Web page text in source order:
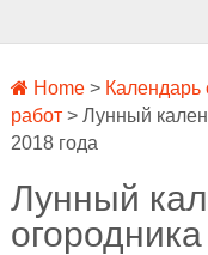
Home>
работ> Лунный
2018 года
Лунный